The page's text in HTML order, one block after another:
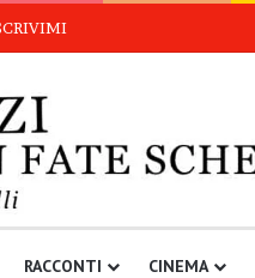
RACCONTI CINEMA